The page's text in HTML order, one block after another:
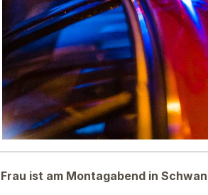
Frau ist am Montagabend in